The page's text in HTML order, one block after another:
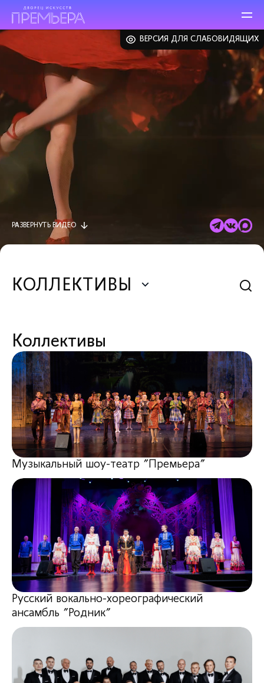
ВЕРСИЯ ДЛЯ СЛАБОВИДЯЩИХ
РАЗВЕРНУТЬ ВИДЕО
КОЛЛЕКТИВЫ
Коллективы
Музыкальный шоу-театр "Премьера"
Русский вокально-хореографический
ансамбль "Родник"